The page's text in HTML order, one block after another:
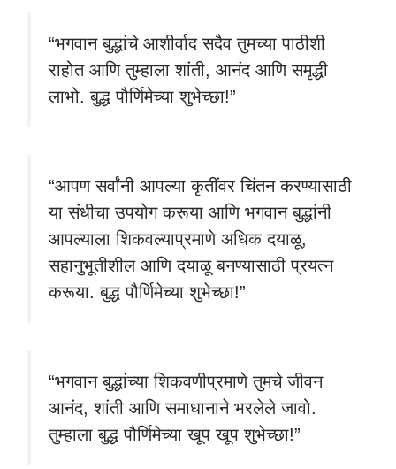
“भगवान बुद्धांचे आशीर्वाद सदैव तुमच्या पाठीशी
राहोत आणि तुम्हाला शांती, आनंद आणि समृद्धी
लाभो. बुद्ध पौर्णिमेच्या शुभेच्छा!”
“आपण सर्वांनी आपल्या कृतींवर चिंतन करण्यासाठी
या संधीचा उपयोग करूया आणि भगवान बुद्धांनी
आपल्याला शिकवल्याप्रमाणे अधिक दयाळू,
सहानुभूतीशील आणि दयाळू बनण्यासाठी प्रयत्न
करूया. बुद्ध पौर्णिमेच्या शुभेच्छा!”
“भगवान बुद्धांच्या शिकवणीप्रमाणे तुमचे जीवन
आनंद, शांती आणि समाधानाने भरलेले जावो.
तुम्हाला बुद्ध पौर्णिमेच्या खूप खूप शुभेच्छा!”